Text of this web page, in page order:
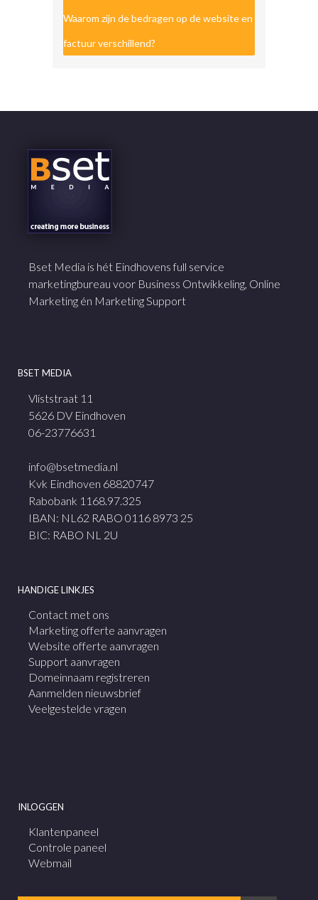
Waarom zijn de bedragen op de website en
factuur verschillend?
Bset Media is hét Eindhovens full service
marketingbureau voor Business Ontwikkeling, Online
Marketing én Marketing Support
BSET MEDIA
Vliststraat 11
5626 DV Eindhoven
06-23776631
info@bsetmedia.nl
Kvk Eindhoven 68820747
Rabobank 1168.97.325
IBAN: NL62 RABO 0116 8973 25
BIC: RABO NL 2U
HANDIGE LINKJES
Contact met ons
Marketing offerte aanvragen
Website offerte aanvragen
Support aanvragen
Domeinnaam registreren
Aanmelden nieuwsbrief
Veelgestelde vragen
INLOGGEN
Klantenpaneel
Controle paneel
Webmail